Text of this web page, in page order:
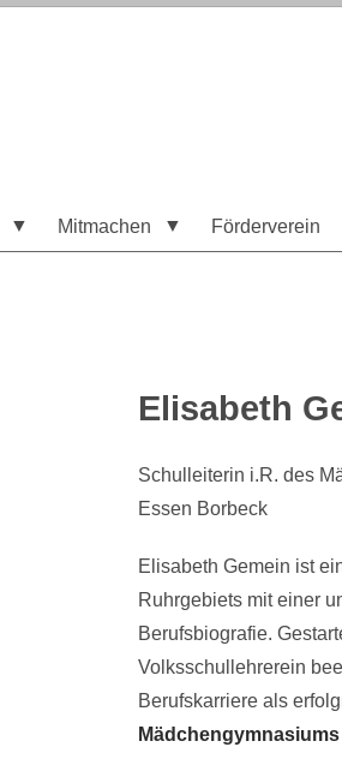
Mitmachen Förderverein
Elisabeth
Schulleiterin i.R. des
Essen Borbeck
Elisabeth Gemein ist
Ruhrgebiets mit einer
Berufsbiografie.
Volksschullehrerein
Berufskarriere als